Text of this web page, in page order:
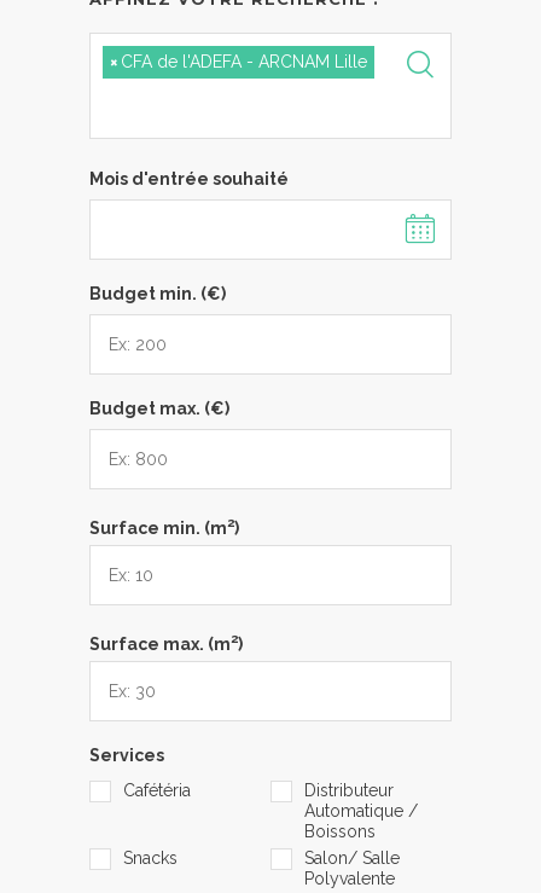
× CFA de l'ADEFA - ARCNAM Lille
Mois d'entrée souhaité
Budget min. (€)
Budget max. (€)
Surface min. (m2)
Surface max. (m2)
Services
Cafétéria
Distributeur
Automatique /
Boissons
Snacks
Salon/ Salle
Polyvalente